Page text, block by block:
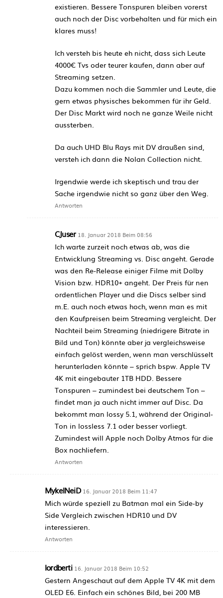
existieren. Bessere Tonspuren bleiben vorerst
auch noch der Disc vorbehalten und für mich ein
klares muss!
Ich versteh bis heute eh nicht, dass sich Leute
4000€ Tvs oder teurer kaufen, dann aber auf
Streaming setzen.
Dazu kommen noch die Sammler und Leute, die
gern etwas physisches bekommen für ihr Geld.
Der Disc Markt wird noch ne ganze Weile nicht
aussterben.
Da auch UHD Blu Rays mit DV draußen sind,
versteh ich dann die Nolan Collection nicht.
Irgendwie werde ich skeptisch und trau der
Sache irgendwie nicht so ganz über den Weg.
Antworten
CJuser 18. Januar 2018 Beim 08:56
Ich warte zurzeit noch etwas ab, was die
Entwicklung Streaming vs. Disc angeht. Gerade
was den Re-Release einiger Filme mit Dolby
Vision bzw. HDR10+ angeht. Der Preis für nen
ordentlichen Player und die Discs selber sind
m.E. auch noch etwas hoch, wenn man es mit
den Kaufpreisen beim Streaming vergleicht. Der
Nachteil beim Streaming (niedrigere Bitrate in
Bild und Ton) könnte aber ja vergleichsweise
einfach gelöst werden, wenn man verschlüsselt
herunterladen könnte – sprich bspw. Apple TV
4K mit eingebauter 1TB HDD. Bessere
Tonspuren – zumindest bei deutschem Ton –
findet man ja auch nicht immer auf Disc. Da
bekommt man lossy 5.1, während der Original-
Ton in lossless 7.1 oder besser vorliegt.
Zumindest will Apple noch Dolby Atmos für die
Box nachliefern.
Antworten
MykelNeiD 16. Januar 2018 Beim 11:47
Mich würde speziell zu Batman mal ein Side-by
Side Vergleich zwischen HDR10 und DV
interessieren.
Antworten
lordberti 16. Januar 2018 Beim 10:52
Gestern Angeschaut auf dem Apple TV 4K mit dem
OLED E6. Einfach ein schönes Bild, bei 200 MB